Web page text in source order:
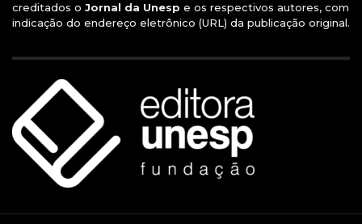
creditados o Jornal da Unesp e os respectivos autores, com
indicação do endereço eletrônico (URL) da publicação original.